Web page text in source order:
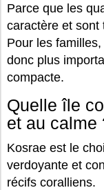
Parce que les
caractère et sont
Pour les
donc plus
compacte.
Quelle île
et au calme
Kosrae est le
verdoyante et
récifs coralliens.